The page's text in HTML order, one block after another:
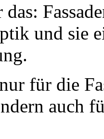
und sie
für die
auch